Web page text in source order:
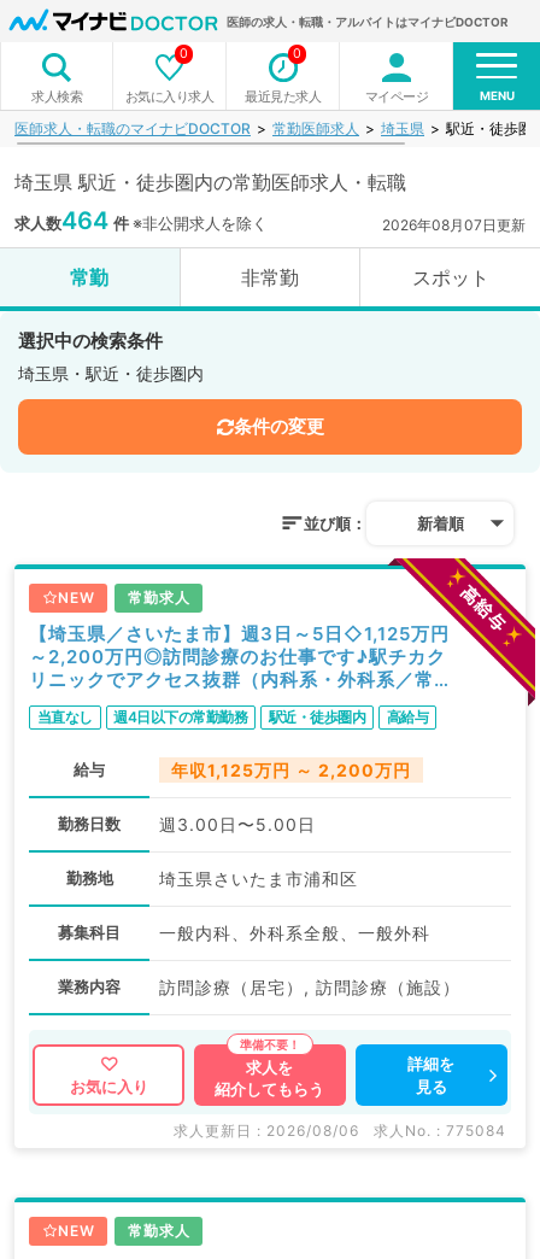
医師の求人・転職・アルバイトはマイナビDOCTOR
求人検索 お気に入り求人
0
最近見た求人
0
マイページ MENU
医師求人・転職のマイナビDOCTOR 常勤医師求人 埼玉県 駅近・徒歩圏
埼玉県 駅近・徒歩圏内の常勤医師求人・転職
求人数464 件※非公開求人を除く 2026年08月07日更新
常勤 非常勤 スポット
選択中の検索条件
埼玉県・駅近・徒歩圏内
条件の変更
並び順： 新着順
NEW 常勤求人
【埼玉県／さいたま市】週3日～5日◇1,125万円
～2,200万円◎訪問診療のお仕事です♪駅チカク
リニックでアクセス抜群（内科系・外科系／常
勤）
当直なし 週4日以下の常勤勤務 駅近・徒歩圏内 高給与
給与 年収1,125万円 ～ 2,200万円
勤務日数 週3.00日〜5.00日
勤務地 埼玉県さいたま市浦和区
募集科目 一般内科、外科系全般、一般外科
業務内容 訪問診療（居宅）, 訪問診療（施設）
お気に入り
求人を
紹介してもらう
詳細を
見る
求人更新日 : 2026/08/06 求人No. : 775084
NEW 常勤求人